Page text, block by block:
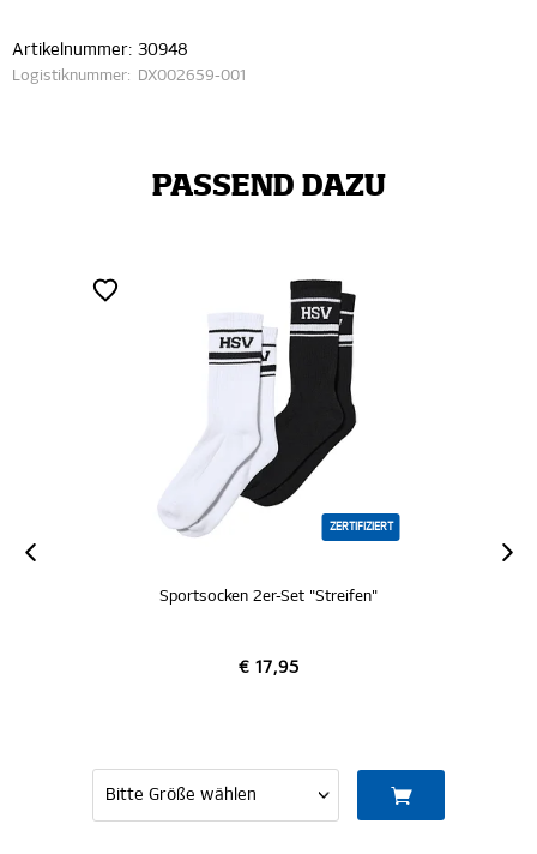
Artikelnummer: 30948
Logistiknummer: DX002659-001
PASSEND DAZU
Armband 2er-Set "Nur der HSV"
IN DEN WARENKORB